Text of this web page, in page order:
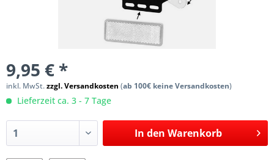
9,95 € *
inkl. MwSt.zzgl. Versandkosten (ab 100€ keine Versandkosten)
Lieferzeit ca. 3 - 7 Tage
In den Warenkorb